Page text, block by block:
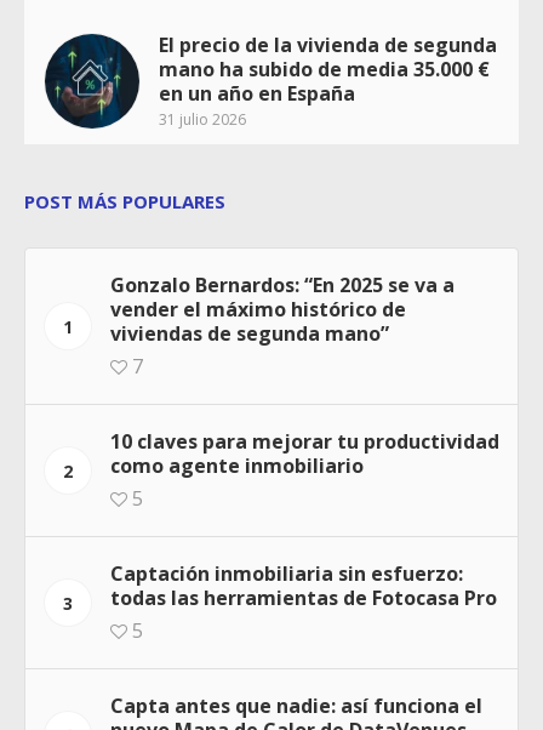
El precio de la vivienda de segunda
mano ha subido de media 35.000 €
en un año en España
31 julio 2026
POST MÁS POPULARES
1
Gonzalo Bernardos: “En 2025 se va a
vender el máximo histórico de
viviendas de segunda mano”
7
2
10 claves para mejorar tu productividad
como agente inmobiliario
5
3
Captación inmobiliaria sin esfuerzo:
todas las herramientas de Fotocasa Pro
5
Capta antes que nadie: así funciona el